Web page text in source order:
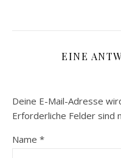
EINE
Deine E-Mail-Adresse
Erforderliche Felder sind
Name *